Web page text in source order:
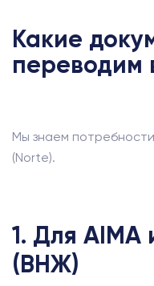
Какие
переводим
Мы знаем
(Norte).
1. Для AIMA
(ВНЖ)